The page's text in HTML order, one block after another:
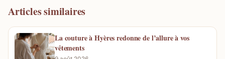
Articles similaires
La couture à Hyères redonne de l’allure à vos
vêtements